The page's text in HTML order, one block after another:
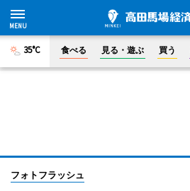
35°C 食べる 見る・遊ぶ 買う
フォトフラッシュ